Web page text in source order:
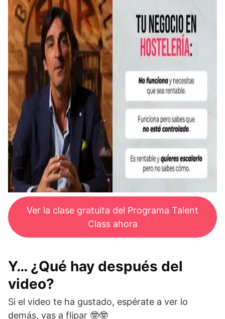
Ver la clase gratuita del Programa Talent
Class ahora
Y… ¿Qué hay después del
video?
Si el video te ha gustado, espérate a ver lo
demás, vas a flipar 🤓🤓